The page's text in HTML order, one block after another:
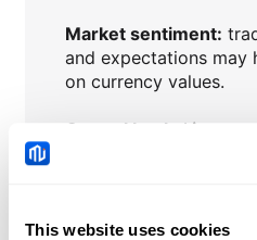
This website uses cookies
Market sentiment:
and expectations may
on currency values.
Central banks’